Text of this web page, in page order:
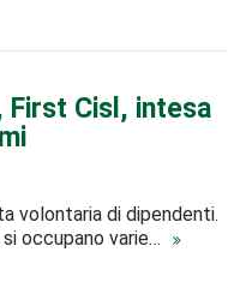
First Cisl, intesa
volontaria di dipendenti.
si occupano varie…